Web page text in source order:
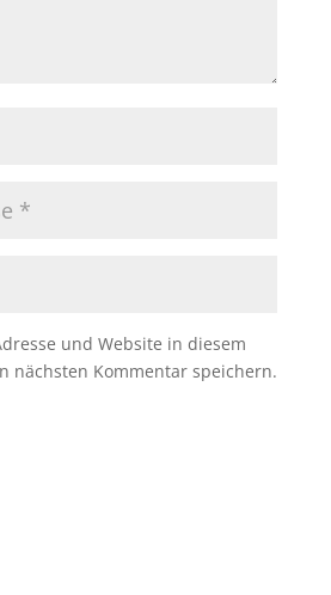
und Website in diesem
nächsten Kommentar speichern.